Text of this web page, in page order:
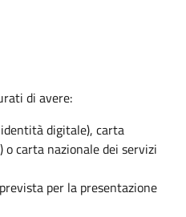
di avere:
digitale), carta
o carta nazionale dei servizi
per la presentazione